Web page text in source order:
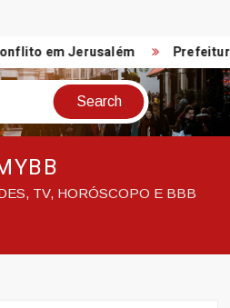
em Jerusalém Prefeitura
TV, HORÓSCOPO E BBB